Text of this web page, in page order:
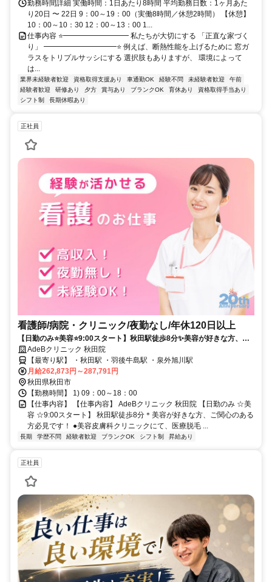
勤務時間詳細 実働時間：1日あたり8時間 平均勤務日数：1ヶ月あた
り20日 〜 22日 9：00～19：00（実働8時間／休憩2時間） 【休憩】
10：00～10：30 12：00～13：00 1...
仕事内容 ⭐━━━━━━━━━ 私たちが大切にする 「正直な家づく
り」 ━━━━━━━━━━⭐ 例えば、断熱性能を上げるために 窓ガ
ラスをトリプルサッシにする 選択肢もありますが、 環境によって
は...
業界未経験者歓迎 資格取得支援あり 車通勤OK 経験不問 未経験者歓迎
午前
経験者歓迎
研修あり 夕方 賞与あり ブランクOK 育休あり
資格取得手当あり
シフト制
長期休暇あり
正社員
看護師/病院・クリニック/夜勤なし/年休120日以上
【日勤のみ⭐美容⭐9:00スタート】秋田駅徒歩8分✨美容が好きな方、ご
関心のある方必見です❗️
AdeBクリニック 秋田院
【最寄り駅】 ・秋田駅 ・羽後牛島駅 ・泉外旭川駅
月給262,873円～287,791円
秋田県秋田市
【勤務時間】 1) 09：00～18：00
【仕事内容】 【仕事内容】 AdeBクリニック 秋田院 【日勤のみ ☆美
容 ☆9:00スタート】 秋田駅徒歩8分＊美容が好きな方、ご関心のある
方必見です！ ●美容皮膚科クリニックにて、医療脱毛 ...
長期 学歴不問 経験者歓迎 ブランクOK シフト制 昇給あり
正社員